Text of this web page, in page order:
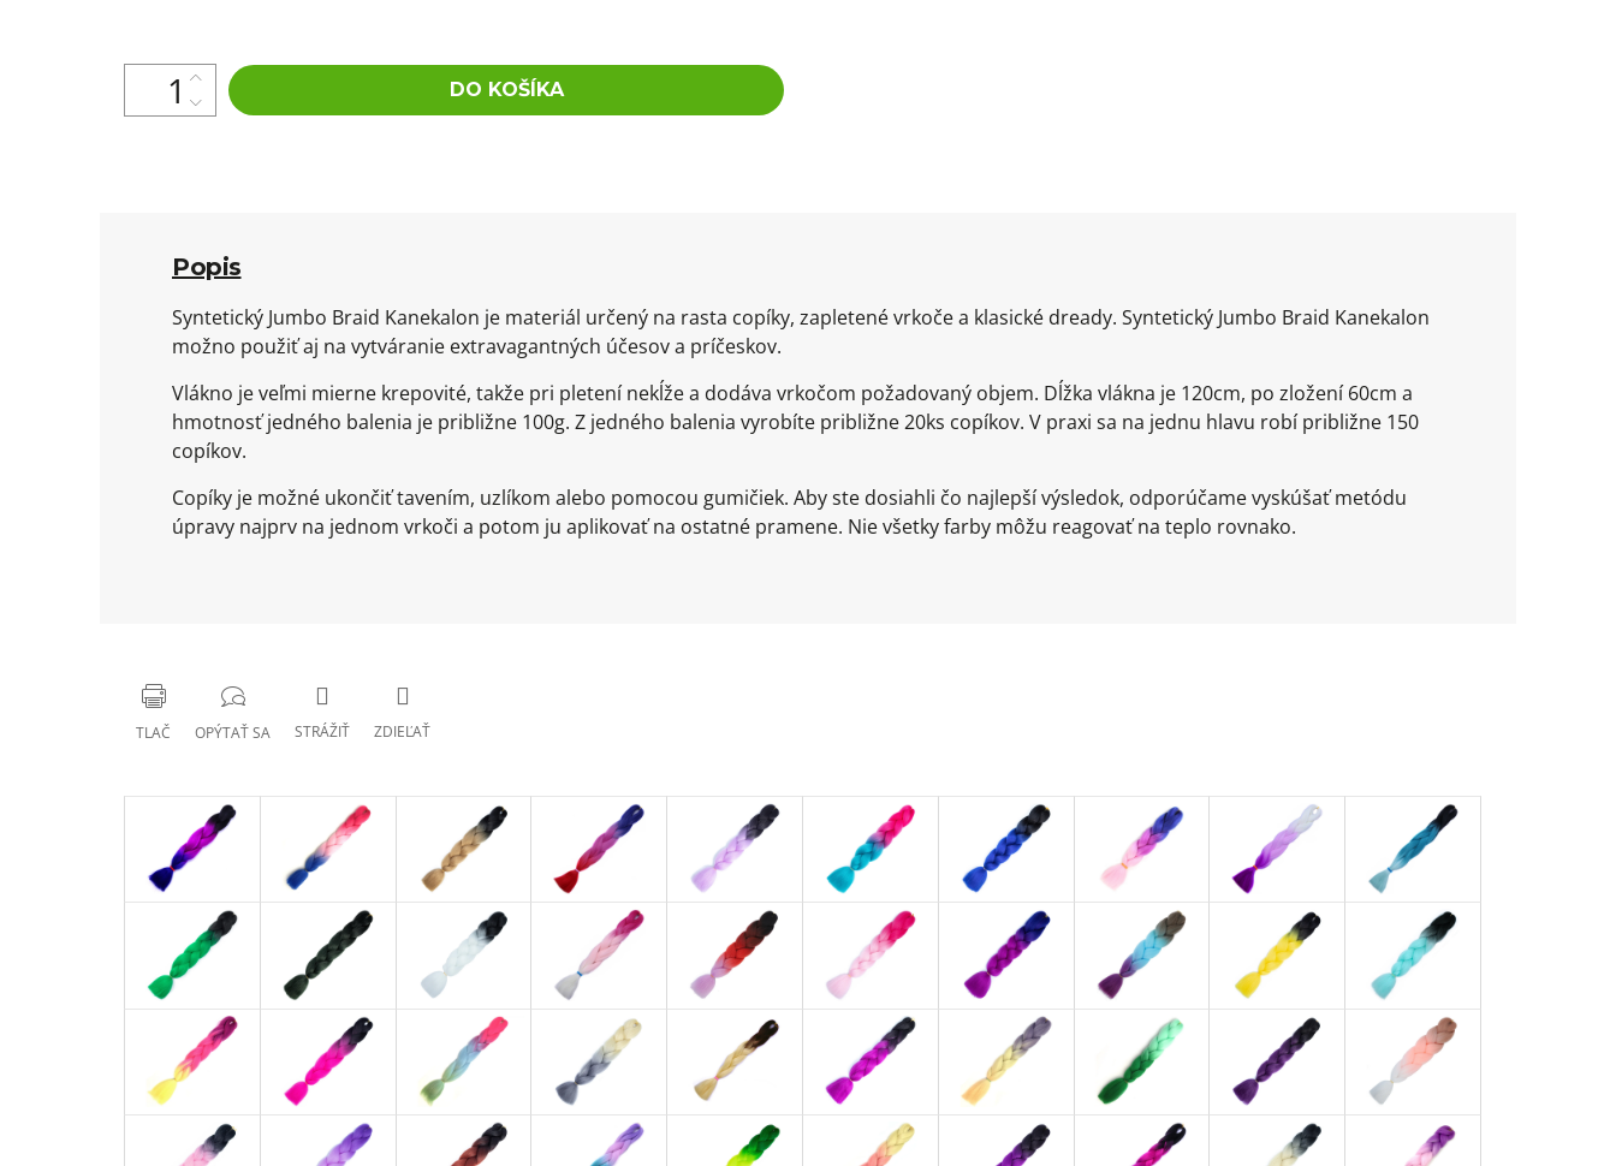
DO KOŠÍKA
Popis
Syntetický Jumbo Braid Kanekalon je materiál určený na rasta copíky, zapletené vrkoče a klasické dready. Syntetický Jumbo Braid Kanekalon
možno použiť aj na vytváranie extravagantných účesov a príčeskov.
Vlákno je veľmi mierne krepovité, takže pri pletení nekĺže a dodáva vrkočom požadovaný objem. Dĺžka vlákna je 120cm, po zložení 60cm a
hmotnosť jedného balenia je približne 100g. Z jedného balenia vyrobíte približne 20ks copíkov. V praxi sa na jednu hlavu robí približne 150
copíkov.
Copíky je možné ukončiť tavením, uzlíkom alebo pomocou gumičiek. Aby ste dosiahli čo najlepší výsledok, odporúčame vyskúšať metódu
úpravy najprv na jednom vrkoči a potom ju aplikovať na ostatné pramene. Nie všetky farby môžu reagovať na teplo rovnako.
TLAČ OPÝTAŤ SA STRÁŽIŤ ZDIEĽAŤ